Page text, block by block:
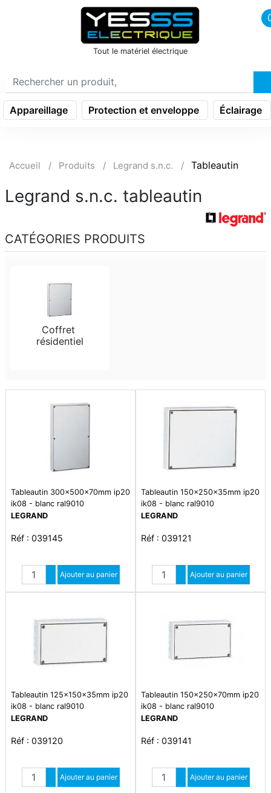
icon menu burger
Tout le matériel électrique
Appareillage Protection et enveloppe Éclairage
Accueil Produits Legrand s.n.c. Tableautin
Legrand s.n.c. tableautin
CATÉGORIES PRODUITS
Coffret
résidentiel
Tableautin 300x500x70mm ip20
ik08 - blanc ral9010
LEGRAND
Réf : 039145
Quantité
Augmenter quantité
Diminuer quantité
Ajouter au panier
Tableautin 150x250x35mm ip20
ik08 - blanc ral9010
LEGRAND
Réf : 039121
Quantité
Augmenter quantité
Diminuer quantité
Ajouter au panier
Tableautin 125x150x35mm ip20
ik08 - blanc ral9010
LEGRAND
Réf : 039120
Quantité
Augmenter quantité
Diminuer quantité
Ajouter au panier
Tableautin 150x250x70mm ip20
ik08 - blanc ral9010
LEGRAND
Réf : 039141
Quantité
Augmenter quantité
Diminuer quantité
Ajouter au panier